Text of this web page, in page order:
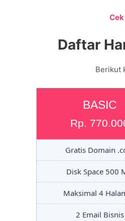
Daftar
Berikut
BASIC
Rp.
Gratis Domain
Disk Space 500
Maksimal 4
2 Email Bisnis